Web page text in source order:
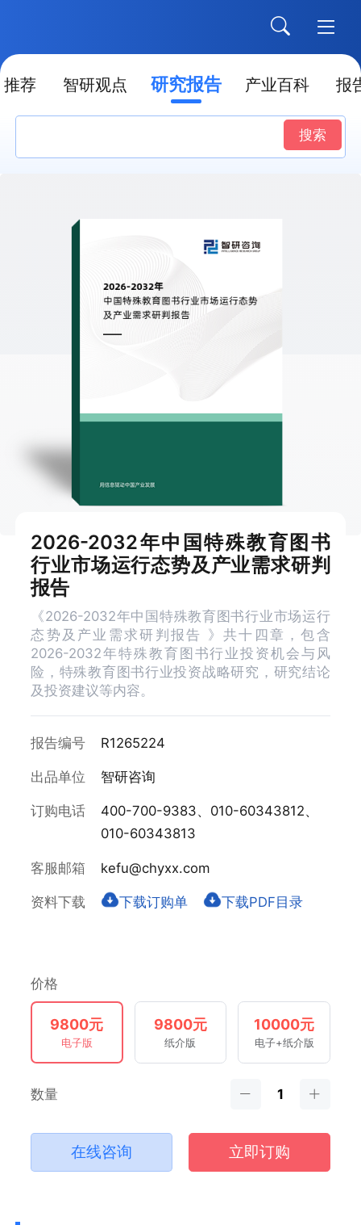
推荐 智研观点 研究报告 产业百科 报
搜索
2026-2032年中国特殊教育图书
行业市场运行态势及产业需求研判
报告
《2026-2032年中国特殊教育图书行业市场运行
态势及产业需求研判报告 》共十四章，包含
2026-2032年特殊教育图书行业投资机会与风
险，特殊教育图书行业投资战略研究，研究结论
及投资建议等内容。
报告编号 R1265224
出品单位 智研咨询
订购电话
400-700-9383、010-60343812、
010-60343813
客服邮箱 kefu@chyxx.com
资料下载 下载订购单 下载PDF目录
价格
9800元
电子版
9800元
纸介版
10000元
电子+纸介版
数量
在线咨询 立即订购